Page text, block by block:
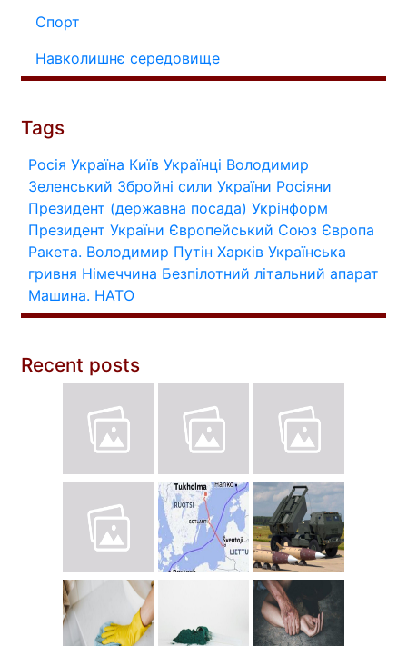
Спорт
Навколишнє середовище
Tags
Росія Україна Київ Українці Володимир
Зеленський Збройні сили України Росіяни
Президент (державна посада) Укрінформ
Президент України Європейський Союз Європа
Ракета. Володимир Путін Харків Українська
гривня Німеччина Безпілотний літальний апарат
Машина. НАТО
Recent posts